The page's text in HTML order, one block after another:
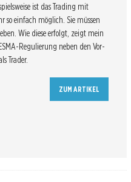
ist das Trading mit
so einfach möglich. Sie müssen
Wie diese erfolgt, zeigt mein
Regulierung neben den Vor-
Trader.
ZUM ARTIKEL